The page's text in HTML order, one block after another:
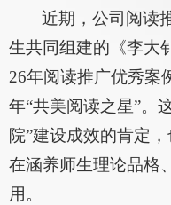
近期，公司阅读
生共同组建的《李大
26年阅读推广优秀案
年“共美阅读之星”。
院”建设成效的肯定
在涵养师生理论品格
用。